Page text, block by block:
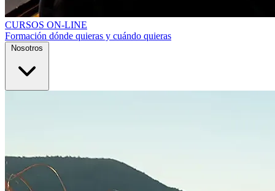
CURSOS ON-LINE
Formación dónde quieras y cuándo quieras
Nosotros